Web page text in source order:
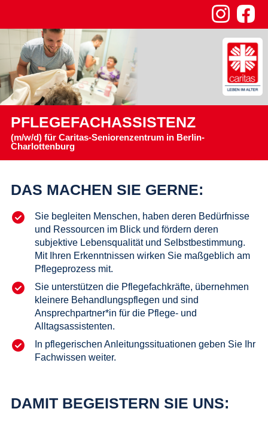
PFLEGEFACHASSISTENZ
(m/w/d) für Caritas-Seniorenzentrum in Berlin-
Charlottenburg
DAS MACHEN SIE GERNE:
Sie begleiten Menschen, haben deren Bedürfnisse
und Ressourcen im Blick und fördern deren
subjektive Lebensqualität und Selbstbestimmung.
Mit Ihren Erkenntnissen wirken Sie maßgeblich am
Pflegeprozess mit.
Sie unterstützen die Pflegefachkräfte, übernehmen
kleinere Behandlungspflegen und sind
Ansprechpartner*in für die Pflege- und
Alltagsassistenten.
In pflegerischen Anleitungssituationen geben Sie Ihr
Fachwissen weiter.
DAMIT BEGEISTERN SIE UNS: